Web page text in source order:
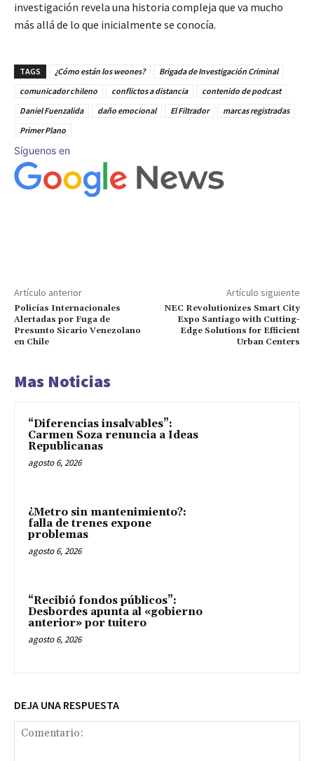
investigación revela una historia compleja que va mucho
más allá de lo que inicialmente se conocía.
TAGS ¿Cómo están los weones?
Brigada de Investigación Criminal
comunicador chileno
conflictos a distancia
contenido de podcast
Daniel Fuenzalida
daño emocional El Filtrador
marcas registradas
Primer Plano
Síguenos en
Artículo anterior
Policías Internacionales
Alertadas por Fuga de
Presunto Sicario Venezolano
en Chile
Artículo siguiente
NEC Revolutionizes Smart City
Expo Santiago with Cutting-
Edge Solutions for Efficient
Urban Centers
Mas Noticias
“Diferencias insalvables”:
Carmen Soza renuncia a Ideas
Republicanas
agosto 6, 2026
¿Metro sin mantenimiento?:
falla de trenes expone
problemas
agosto 6, 2026
“Recibió fondos públicos”:
Desbordes apunta al «gobierno
anterior» por tuitero
agosto 6, 2026
DEJA UNA RESPUESTA